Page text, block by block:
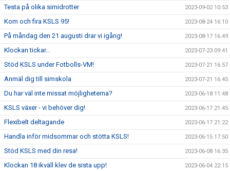
Testa på olika simidrotter 2023-09-02 10:53
Kom och fira KSLS 95! 2023-08-24 16:10
På måndag den 21 augusti drar vi igång! 2023-08-17 16:49
Klockan tickar... 2023-07-23 09:41
Stöd KSLS under Fotbolls-VM! 2023-07-21 16:57
Anmäl dig till simskola 2023-07-21 16:45
Du har väl inte missat möjligheterna? 2023-06-18 11:48
KSLS växer - vi behöver dig! 2023-06-17 21:45
Flexibelt deltagande 2023-06-17 21:22
Handla inför midsommar och stötta KSLS! 2023-06-15 17:50
Stöd KSLS med din resa! 2023-06-08 16:35
Klockan 18 ikväll klev de sista upp! 2023-06-04 22:15